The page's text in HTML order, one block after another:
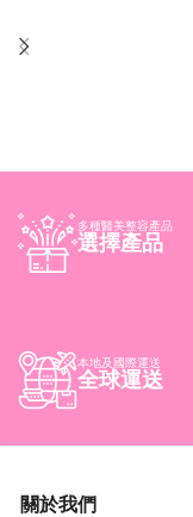
多種醫美整容產品
選擇產品
本地及國際運送
全球運送
關於我們